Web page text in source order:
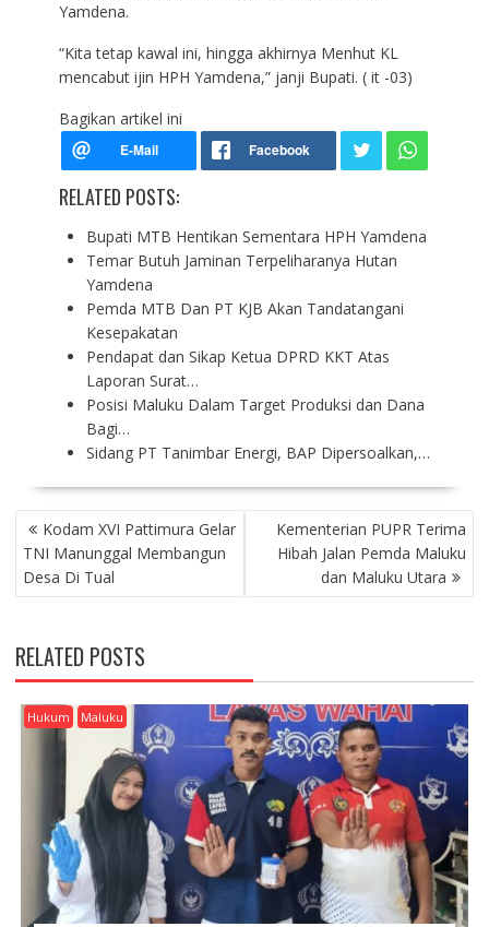
Yamdena.
“Kita tetap kawal ini, hingga akhirnya Menhut KL
mencabut ijin HPH Yamdena,” janji Bupati. ( it -03)
Bagikan artikel ini
RELATED POSTS:
Bupati MTB Hentikan Sementara HPH Yamdena
Temar Butuh Jaminan Terpeliharanya Hutan
Yamdena
Pemda MTB Dan PT KJB Akan Tandatangani
Kesepakatan
Pendapat dan Sikap Ketua DPRD KKT Atas
Laporan Surat…
Posisi Maluku Dalam Target Produksi dan Dana
Bagi…
Sidang PT Tanimbar Energi, BAP Dipersoalkan,…
P
O
S
T
A
V
I
G
A
Kodam XVI Pattimura Gelar
TNI Manunggal Membangun
Desa Di Tual
Kementerian PUPR Terima
Hibah Jalan Pemda Maluku
dan Maluku Utara
RELATED POSTS
Hukum Maluku